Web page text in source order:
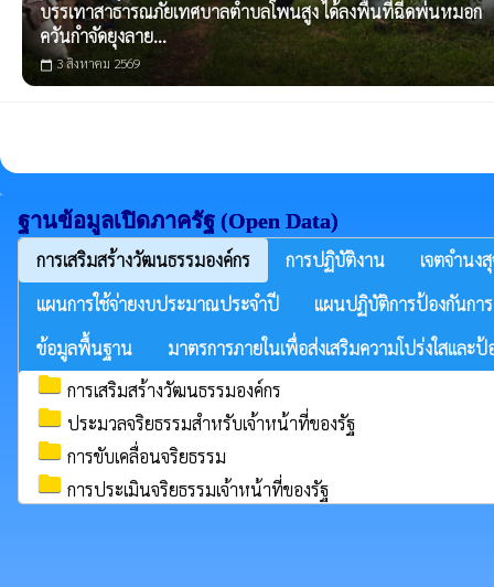
บรรเทาสาธารณภัยเทศบาลตำบลโพนสูง ได้ลงพื้นที่ฉีดพ่นหมอก
ควันกำจัดยุงลาย...
calendar_today 3 สิงหาคม 2569
ฐานข้อมูลเปิดภาครัฐ (Open Data)
การเสริมสร้างวัฒนธรรมองค์กร การปฏิบัติงาน
เจตจำนง
แผนการใช้จ่ายงบประมาณประจำปี
แผนปฏิบัติการป้องกันกา
ข้อมูลพื้นฐาน
มาตรการภายในเพื่อส่งเสริมความโปร่งใสและ
folder การเสริมสร้างวัฒนธรรมองค์กร
folder ประมวลจริยธรรมสำหรับเจ้าหน้าที่ของรัฐ
folder การขับเคลื่อนจริยธรรม
folder การประเมินจริยธรรมเจ้าหน้าที่ของรัฐ